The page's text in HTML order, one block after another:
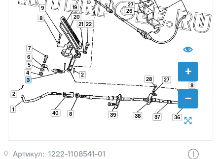
+
−
1
2
2
3
4
5
6
7
8
8
8
9
19
20
21 22
26
27
27
28
36
37
38
39
40
0
1222-1108541-01